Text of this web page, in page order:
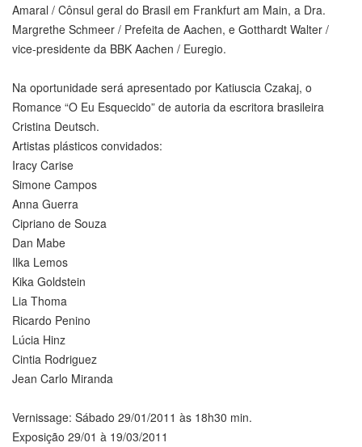
Amaral / Cônsul geral do Brasil em Frankfurt am Main, a Dra.
Margrethe Schmeer / Prefeita de Aachen, e Gotthardt Walter /
vice-presidente da BBK Aachen / Euregio.
Na oportunidade será apresentado por Katiuscia Czakaj, o
Romance “O Eu Esquecido” de autoria da escritora brasileira
Cristina Deutsch.
Artistas plásticos convidados:
Iracy Carise
Simone Campos
Anna Guerra
Cipriano de Souza
Dan Mabe
Ilka Lemos
Kika Goldstein
Lia Thoma
Ricardo Penino
Lúcia Hinz
Cintia Rodriguez
Jean Carlo Miranda
Vernissage: Sábado 29/01/2011 às 18h30 min.
Exposição 29/01 à 19/03/2011